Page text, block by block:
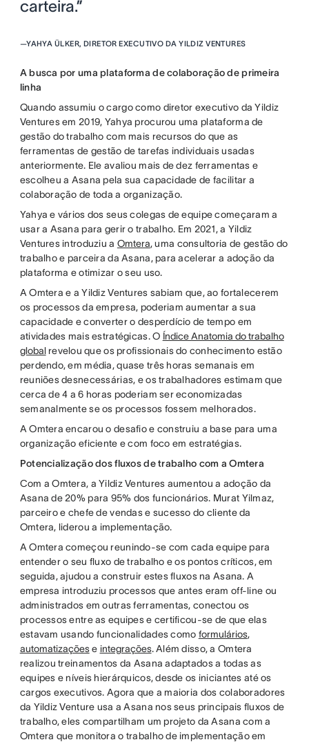
carteira.”
—YAHYA ÜLKER, DIRETOR EXECUTIVO DA YILDIZ VENTURES
A busca por uma plataforma de colaboração de primeira
linha
Quando assumiu o cargo como diretor executivo da Yildiz
Ventures em 2019, Yahya procurou uma plataforma de
gestão do trabalho com mais recursos do que as
ferramentas de gestão de tarefas individuais usadas
anteriormente. Ele avaliou mais de dez ferramentas e
escolheu a Asana pela sua capacidade de facilitar a
colaboração de toda a organização.
Yahya e vários dos seus colegas de equipe começaram a
usar a Asana para gerir o trabalho. Em 2021, a Yildiz
Ventures introduziu a Omtera, uma consultoria de gestão do
trabalho e parceira da Asana, para acelerar a adoção da
plataforma e otimizar o seu uso.
A Omtera e a Yildiz Ventures sabiam que, ao fortalecerem
os processos da empresa, poderiam aumentar a sua
capacidade e converter o desperdício de tempo em
atividades mais estratégicas. O Índice Anatomia do trabalho
globalrevelou que os profissionais do conhecimento estão
perdendo, em média, quase três horas semanais em
reuniões desnecessárias, e os trabalhadores estimam que
cerca de 4 a 6 horas poderiam ser economizadas
semanalmente se os processos fossem melhorados.
A Omtera encarou o desafio e construiu a base para uma
organização eficiente e com foco em estratégias.
Potencialização dos fluxos de trabalho com a Omtera
Com a Omtera, a Yildiz Ventures aumentou a adoção da
Asana de 20% para 95% dos funcionários. Murat Yilmaz,
parceiro e chefe de vendas e sucesso do cliente da
Omtera, liderou a implementação.
A Omtera começou reunindo-se com cada equipe para
entender o seu fluxo de trabalho e os pontos críticos, em
seguida, ajudou a construir estes fluxos na Asana. A
empresa introduziu processos que antes eram off-line ou
administrados em outras ferramentas, conectou os
processos entre as equipes e certificou-se de que elas
estavam usando funcionalidades como formulários,
automatizaçõese integrações. Além disso, a Omtera
realizou treinamentos da Asana adaptados a todas as
equipes e níveis hierárquicos, desde os iniciantes até os
cargos executivos. Agora que a maioria dos colaboradores
da Yildiz Venture usa a Asana nos seus principais fluxos de
trabalho, eles compartilham um projeto da Asana com a
Omtera que monitora o trabalho de implementação em